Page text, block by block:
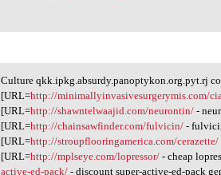
<a href="https:/
Culture qkk.ipkg.absurdy
Culture qkk.ipkg.absurdy.panoptykon.org.pyt.rj
[URL=http://minimallyinvasivesurgerymis.com/
[URL=http://shawntelwaajid.com/neurontin/ -
[URL=http://chainsawfinder.com/fulvicin/ -
[URL=http://stroupflooringamerica.com/cerazette/
[URL=http://mplseye.com/lopressor/ - cheap
active-ed-pack/ - discount super-active-ed-pack